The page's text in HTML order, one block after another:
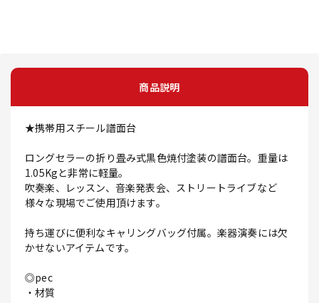
商品説明
★携帯用スチール譜面台
ロングセラーの折り畳み式黒色焼付塗装の譜面台。重量は
1.05Kgと非常に軽量。
吹奏楽、レッスン、音楽発表会、ストリートライブなど
様々な現場でご使用頂けます。
持ち運びに便利なキャリングバッグ付属。楽器演奏には欠
かせないアイテムです。
◎pec
・材質